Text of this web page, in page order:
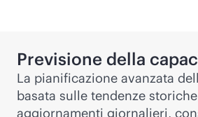
Previsione della
La pianificazione avanzata
basata sulle tendenze
aggiornamenti giornalieri,